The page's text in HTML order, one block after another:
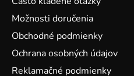
Možnosti doručenia
Obchodné podmienky
Ochrana osobných údajov
Reklamačné podmienky